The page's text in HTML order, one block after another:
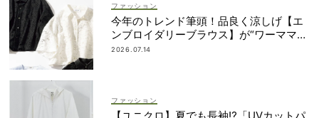
ファッション
今年のトレンド筆頭！品良く涼しげ【エ
ンブロイダリーブラウス】が“ワーママの
新定番”
2026.07.14
ファッション